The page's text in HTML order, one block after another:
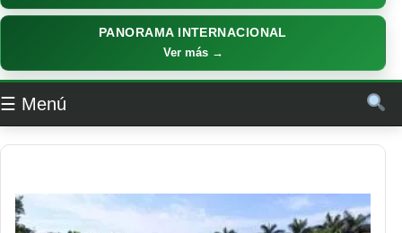
PANORAMA INTERNACIONAL
Ver más →
☰ Menú